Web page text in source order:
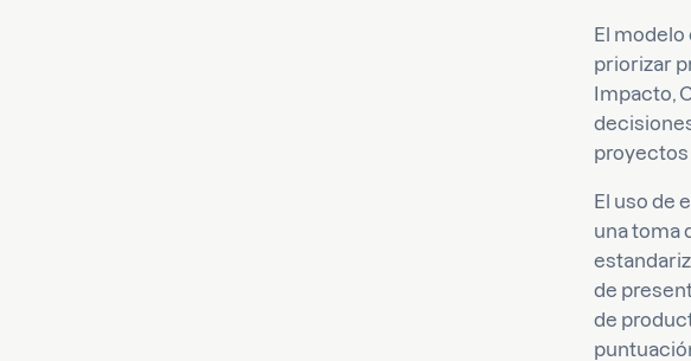
El modelo
priorizar
Impacto,
proyectos
El uso de
una toma
de
de